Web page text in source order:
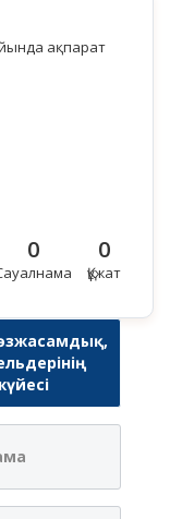
ақпарат
0 0
Құжат